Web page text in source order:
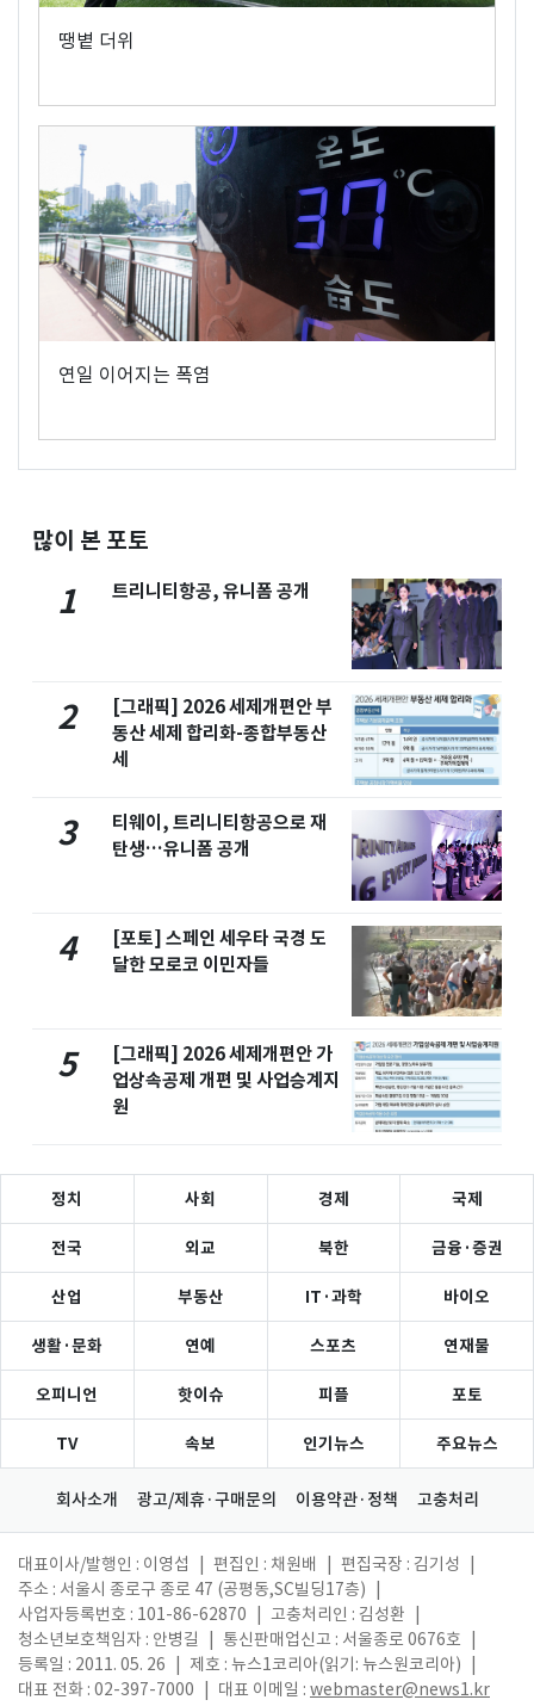
땡볕 더위
연일 이어지는 폭염
많이 본 포토
1 트리니티항공, 유니폼 공개
2
[그래픽] 2026 세제개편안 부
동산 세제 합리화-종합부동산
세
3
티웨이, 트리니티항공으로 재
탄생…유니폼 공개
4
[포토] 스페인 세우타 국경 도
달한 모로코 이민자들
5
[그래픽] 2026 세제개편안 가
업상속공제 개편 및 사업승계지
원
정치 사회 경제 국제
전국 외교 북한 금융·증권
산업 부동산 IT·과학 바이오
생활·문화 연예 스포츠 연재물
오피니언 핫이슈 피플 포토
TV 속보 인기뉴스 주요뉴스
회사소개 광고/제휴·구매문의 이용약관·정책 고충처리
대표이사/발행인 : 이영섭 편집인 : 채원배 편집국장 : 김기성
주소 : 서울시 종로구 종로 47 (공평동,SC빌딩17층)
사업자등록번호 : 101-86-62870
고충처리인 : 김성환
청소년보호책임자 : 안병길
통신판매업신고 : 서울종로 0676호
등록일 : 2011. 05. 26
제호 : 뉴스1코리아(읽기: 뉴스원코리아)
대표 전화 : 02-397-7000
대표 이메일 : webmaster@news1.kr